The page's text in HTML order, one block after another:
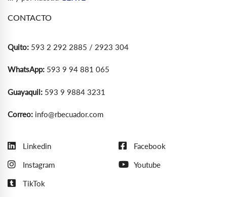
CONTACTO
Quito: 593 2 292 2885 / 2923 304
WhatsApp: 593 9 94 881 065
Guayaquil: 593 9 9884 3231
Correo: info@rbecuador.com
Linkedin Facebook
Instagram Youtube
TikTok